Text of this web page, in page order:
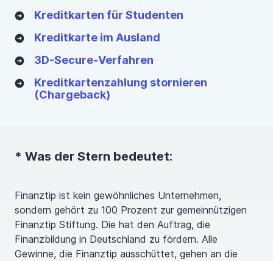
Kreditkarten für Studenten
Kreditkarte im Ausland
3D-Secure-Verfahren
Kreditkartenzahlung stornieren
(Chargeback)
* Was der Stern bedeutet:
Finanztip ist kein gewöhnliches Unternehmen,
sondern gehört zu 100 Prozent zur gemeinnützigen
Finanztip Stiftung. Die hat den Auftrag, die
Finanzbildung in Deutschland zu fördern. Alle
Gewinne, die Finanztip ausschüttet, gehen an die